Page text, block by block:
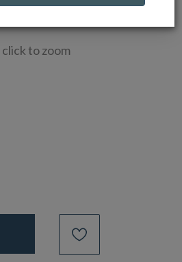
click to zoom